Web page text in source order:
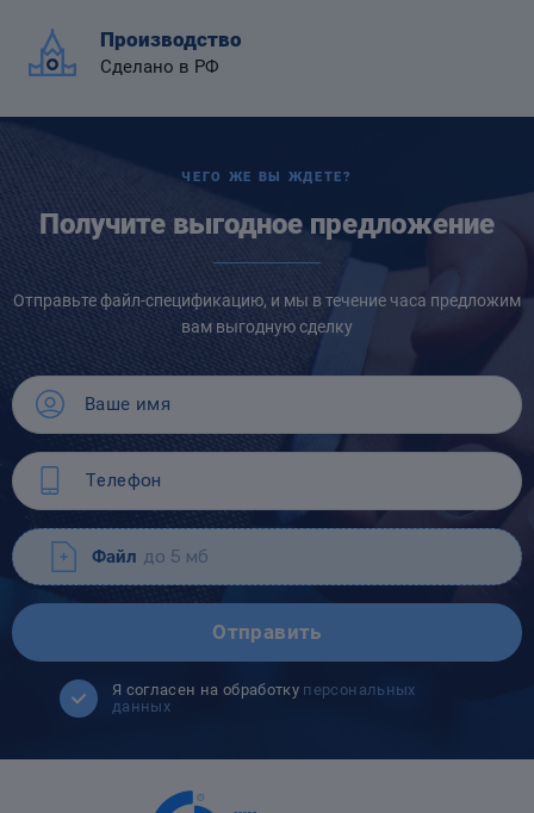
Производство
Сделано в РФ
ЧЕГО ЖЕ ВЫ ЖДЕТЕ?
Получите выгодное предложение
Отправьте файл-спецификацию, и мы в течение часа предложим
вам выгодную сделку
Файл до 5 мб
Отправить
Я согласен на обработку персональных
данных